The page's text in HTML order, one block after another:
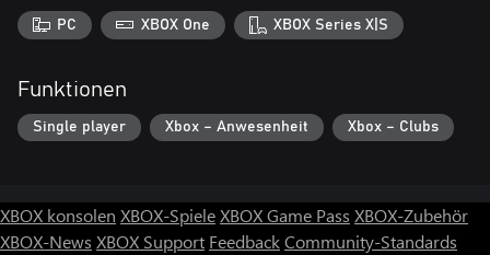
PC XBOX One XBOX Series X|S
Funktionen
Single player Xbox – Anwesenheit Xbox – Clubs
XBOX konsolen XBOX-SpieleXBOX Game Pass XBOX-Zubehör
XBOX-News XBOX Support FeedbackCommunity-Standards